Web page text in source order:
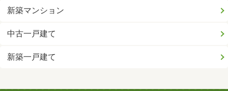
新築マンション
中古一戸建て
新築一戸建て